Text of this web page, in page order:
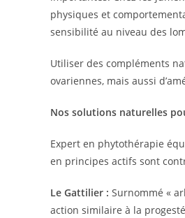
physiques et
sensibilité au niveau des
Utiliser des compléments
ovariennes, mais aussi
Nos solutions naturelles
Expert en phytothérapie
en principes actifs sont
Le Gattilier : Surnommé «
action similaire à la